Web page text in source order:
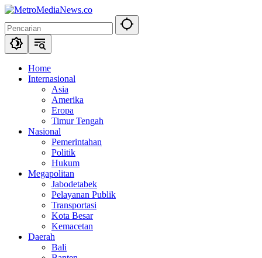
Langsung
konten
Home
Internasional
Asia
Amerika
Eropa
Timur Tengah
Nasional
Pemerintahan
Politik
Hukum
Megapolitan
Jabodetabek
Pelayanan Publik
Transportasi
Kota Besar
Kemacetan
Daerah
Bali